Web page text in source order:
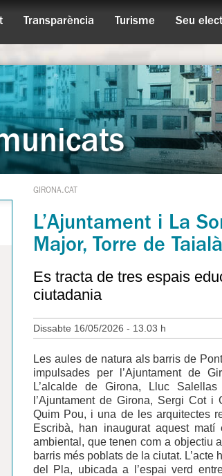
Transparència Turisme Seu
GIRONA.CAT
L’Ajuntament i La
Major, Torre de
Es tracta de tres espais
ciutadania
Dissabte 16/05/2026 - 13.03 h
Les aules de natura als barris de
impulsades per l’Ajuntament de
L’alcalde de Girona, Lluc
l’Ajuntament de Girona, Sergi Cot
Quim Pou, i una de les arquitectes
Escribà, han inaugurat aquest
ambiental, que tenen com a objectiu
barris més poblats de la ciutat. L’acte
del Pla, ubicada a l’espai verd